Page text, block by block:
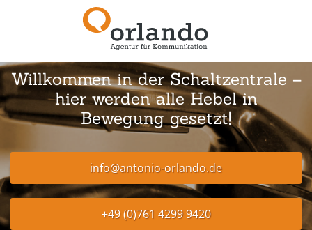
Willkommen in der Schaltzentrale –
hier werden alle Hebel in
Bewegung gesetzt!
info@antonio-orlando.de
+49 (0)761 4299 9420